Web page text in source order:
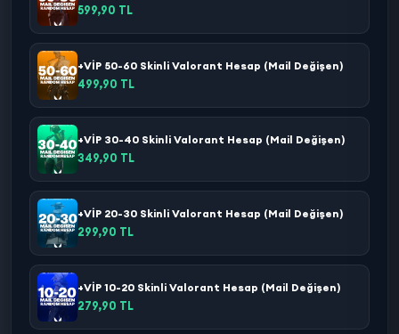
599,90 TL
+VİP 50-60 Skinli Valorant Hesap (Mail Değişen)
499,90 TL
+VİP 30-40 Skinli Valorant Hesap (Mail Değişen)
349,90 TL
+VİP 20-30 Skinli Valorant Hesap (Mail Değişen)
299,90 TL
+VİP 10-20 Skinli Valorant Hesap (Mail Değişen)
279,90 TL